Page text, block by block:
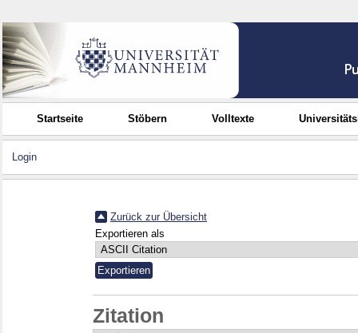
Startseite Stöbern Volltexte
Login
Zurück zur Übersicht
Exportieren als
Zitation